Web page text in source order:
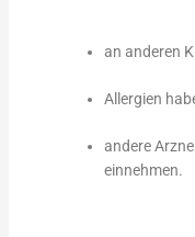
an anderen
Allergien
andere
einnehmen.